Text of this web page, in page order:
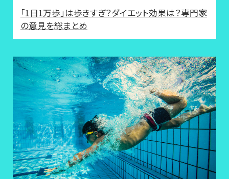
「1日1万歩」は歩きすぎ？ダイエット効果は？専門家
の意見を総まとめ